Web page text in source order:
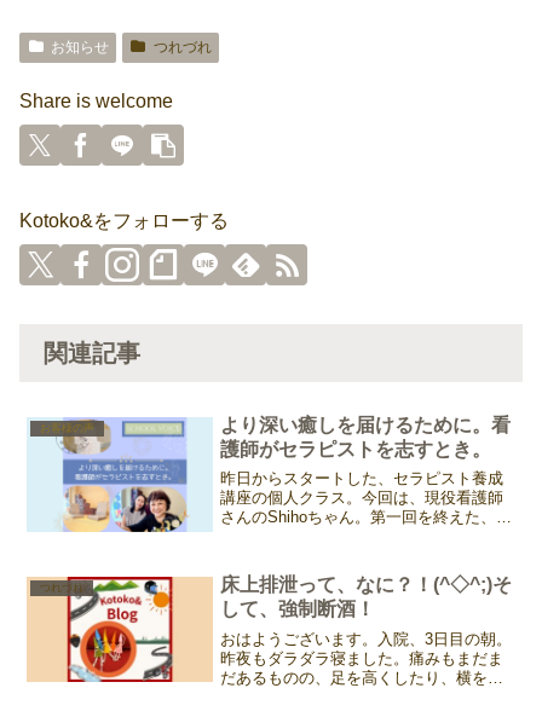
お知らせ つれづれ
Share is welcome
Kotoko&をフォローする
関連記事
お客様の声
より深い癒しを届けるために。看
護師がセラピストを志すとき。
昨日からスタートした、セラピスト養成
講座の個人クラス。今回は、現役看護師
さんのShihoちゃん。第一回を終えた、感
Shihoちゃん。これから素敵なセラピスト
になること間...
つれづれ
床上排泄って、なに？！(^◇^;)そ
して、強制断酒！
おはようございます。入院、3日目の朝。
昨夜もダラダラ寝ました。痛みもまだま
だあるものの、足を高くしたり、横を向